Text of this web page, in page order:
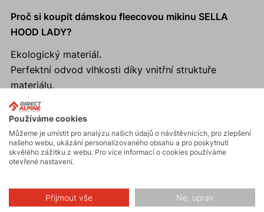
Proč si koupit dámskou fleecovou mikinu SELLA
HOOD LADY?
Ekologický materiál.
Perfektní odvod vlhkosti díky vnitřní struktuře
materiálu.
Anatomický střih a pružný materiál.
Moderní sportovní střih a dobře padnoucí kapuce.
Promyšlený systém kapes
Aktivity
Používáme cookies
Můžeme je umístit pro analýzu našich údajů o návštěvnících, pro zlepšení
našeho webu, ukázání personalizovaného obsahu a pro poskytnutí
skvělého zážitku z webu. Pro více informací o cookies používáme
otevřené nastavení.
Přijmout vše Ne, uprav